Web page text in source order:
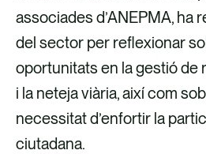
a
t
r
a
v
é
a
t
r
a
v
é
a
t
r
a
v
p
e
r
c
o
associades d’ANEPMA, ha
del sector per reflexionar
oportunitats en la gestió de
i la neteja viària, així com
necessitat d’enfortir la
ciutadana.